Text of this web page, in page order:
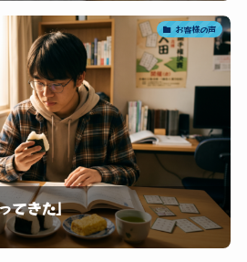
お客様の声
てきた」